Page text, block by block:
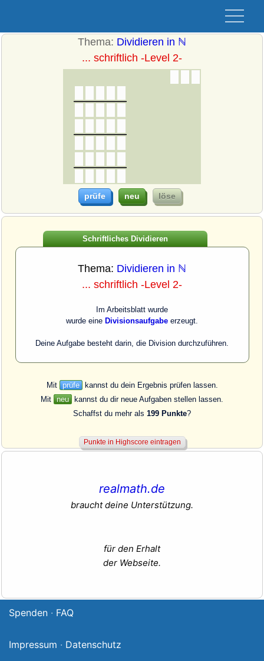
Schriftliches Dividieren
Thema: Dividieren in ℕ
... schriftlich -Level 2-
Im Arbeitsblatt wurde
wurde eine Divisionsaufgabe erzeugt.
Deine Aufgabe besteht darin, die Division durchzuführen.
Mit prüfe kannst du dein Ergebnis prüfen lassen.
Mit neu kannst du dir neue Aufgaben stellen lassen.
Schaffst du mehr als 199 Punkte?
Thema: Dividieren in ℕ
... schriftlich -Level 2-
realmath.de
braucht deine Unterstützung.
für den Erhalt
der Webseite.
Spenden · FAQ
Impressum · Datenschutz